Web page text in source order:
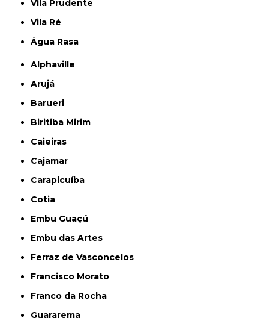
Vila Prudente
Vila Ré
Água Rasa
Alphaville
Arujá
Barueri
Biritiba Mirim
Caieiras
Cajamar
Carapicuíba
Cotia
Embu Guaçú
Embu das Artes
Ferraz de Vasconcelos
Francisco Morato
Franco da Rocha
Guararema